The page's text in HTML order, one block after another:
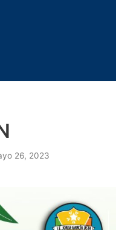
26, 2023